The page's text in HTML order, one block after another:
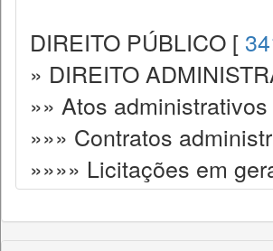
DIREITO PÚBLICO [
» DIREITO
»» Atos
»»» Contratos
»»»» Licitações em